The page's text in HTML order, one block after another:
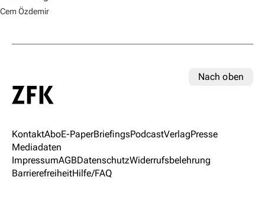
Cem Özdemir
Nach oben
KontaktAboE-PaperBriefingsPodcastVerlagPresse
Mediadaten
ImpressumAGBDatenschutzWiderrufsbelehrung
BarrierefreiheitHilfe/FAQ